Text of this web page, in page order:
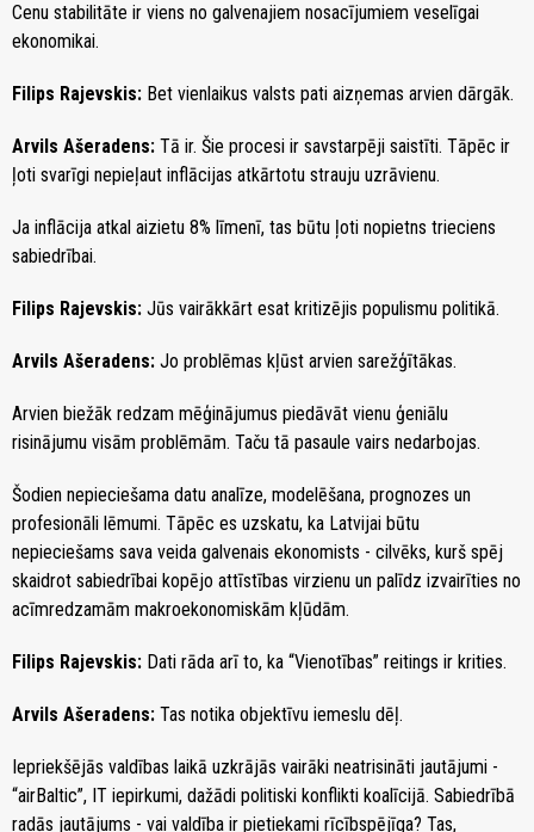
Cenu stabilitāte ir viens no galvenajiem nosacījumiem veselīgai
ekonomikai.
Filips Rajevskis: Bet vienlaikus valsts pati aizņemas arvien dārgāk.
Arvils Ašeradens: Tā ir. Šie procesi ir savstarpēji saistīti. Tāpēc ir
ļoti svarīgi nepieļaut inflācijas atkārtotu strauju uzrāvienu.
Ja inflācija atkal aizietu 8% līmenī, tas būtu ļoti nopietns trieciens
sabiedrībai.
Filips Rajevskis: Jūs vairākkārt esat kritizējis populismu politikā.
Arvils Ašeradens: Jo problēmas kļūst arvien sarežģītākas.
Arvien biežāk redzam mēģinājumus piedāvāt vienu ģeniālu
risinājumu visām problēmām. Taču tā pasaule vairs nedarbojas.
Šodien nepieciešama datu analīze, modelēšana, prognozes un
profesionāli lēmumi. Tāpēc es uzskatu, ka Latvijai būtu
nepieciešams sava veida galvenais ekonomists - cilvēks, kurš spēj
skaidrot sabiedrībai kopējo attīstības virzienu un palīdz izvairīties no
acīmredzamām makroekonomiskām kļūdām.
Filips Rajevskis: Dati rāda arī to, ka “Vienotības” reitings ir krities.
Arvils Ašeradens: Tas notika objektīvu iemeslu dēļ.
Iepriekšējās valdības laikā uzkrājās vairāki neatrisināti jautājumi -
“airBaltic”, IT iepirkumi, dažādi politiski konflikti koalīcijā. Sabiedrībā
radās jautājums - vai valdība ir pietiekami rīcībspējīga? Tas,